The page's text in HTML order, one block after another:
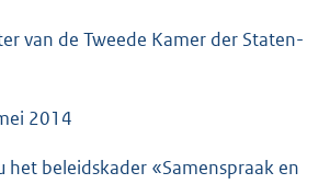
b
van de Tweede Kamer der Staten-
2014
het beleidskader «Samenspraak en